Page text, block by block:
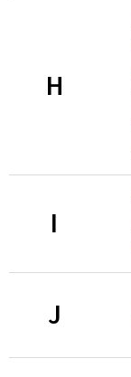
H
I
J